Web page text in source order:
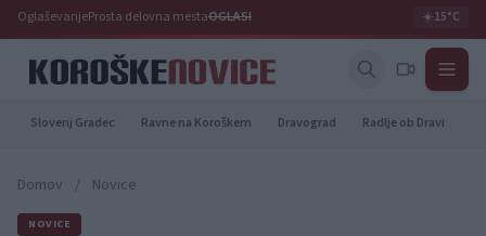
OglaševanjeProsta delovna mestaOGLASI ☀️15°C
Slovenj Gradec Ravne na Koroškem Dravograd Radlje ob Dravi
Domov / Novice
NOVICE